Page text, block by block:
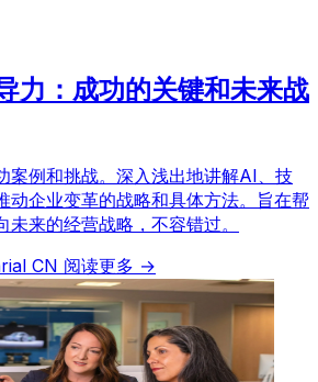
力：成功的关键和未来战
案例和挑战。深入浅出地讲解AI、技
动企业变革的战略和具体方法。旨在帮
来的经营战略，不容错过。
CN 阅读更多 →